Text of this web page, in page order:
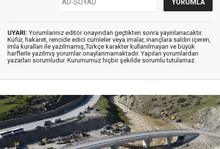
UYARI: Yorumlarınız editör onayından geçtikten sonra yayınlanacaktır.
Küfür, hakaret, rencide edici cümleler veya imalar, inançlara saldırı içeren,
imla kuralları ile yazılmamış,Türkçe karakter kullanılmayan ve büyük
harflerle yazılmış yorumlar onaylanmamaktadır. Yapılan yorumlardan
yazarları sorumludur. Kurumumuz hiçbir şekilde sorumlu tutulamaz.